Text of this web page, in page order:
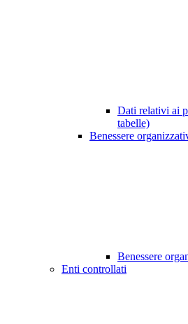
Dati relativi ai
tabelle)
Benessere
Benessere
Enti controllati